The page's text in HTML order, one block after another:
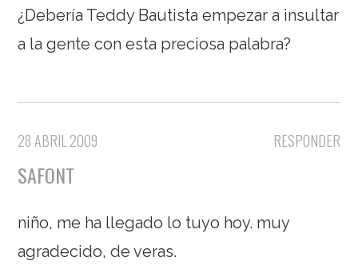
¿Debería Teddy Bautista empezar a insultar
a la gente con esta preciosa palabra?
RESPONDER
28 ABRIL 2009
SAFONT
niño, me ha llegado lo tuyo hoy. muy
agradecido, de veras.